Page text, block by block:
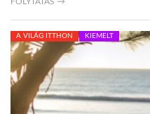
A VILÁG ITTHON KIEMELT